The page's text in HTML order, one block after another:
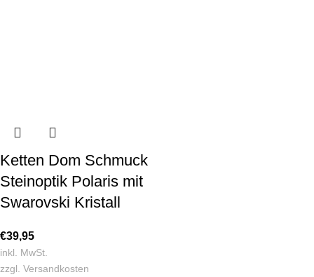
Ketten Dom Schmuck
Steinoptik Polaris mit
Swarovski Kristall
€39,95
inkl. MwSt.
zzgl. Versandkosten